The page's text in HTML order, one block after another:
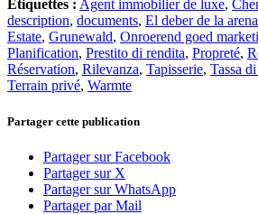
Etiquettes : Agent immobilier de luxe,
description, documents, El deber de la arena
Estate, Grunewald, Onroerend goed
Planification, Prestito di rendita, Propreté,
Réservation, Rilevanza, Tapisserie, Tassa
Terrain privé, Warmte
Partager cette publication
Partager sur Facebook
Partager sur X
Partager sur WhatsApp
Partager par Mail